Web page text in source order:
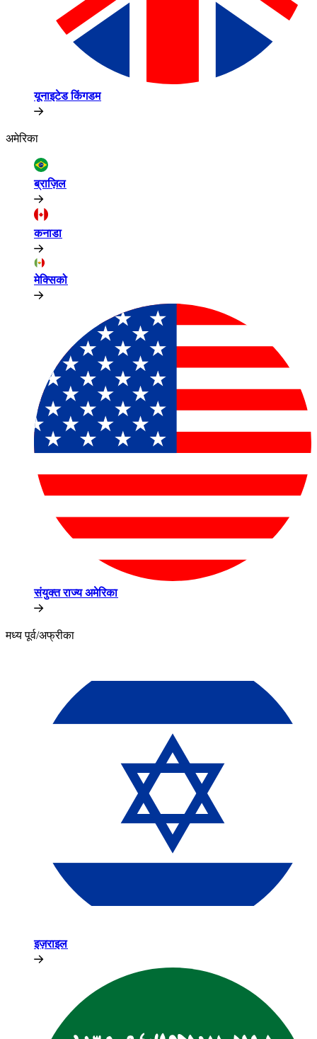
यूनाइटेड किंगडम​​
अमेरिका​​
ब्राज़िल​​
कनाडा​​
मेक्सिको​​
संयुक्त राज्य अमेरिका​​
मध्य पूर्व/अफ्रीका​​
इज़राइल​​